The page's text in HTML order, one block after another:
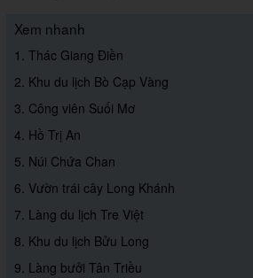
Xem nhanh
1. Thác Giang Điền
2. Khu du lịch Bò Cạp Vàng
3. Công viên Suối Mơ
4. Hồ Trị An
5. Núi Chứa Chan
6. Vườn trái cây Long Khánh
7. Làng du lịch Tre Việt
8. Khu du lịch Bửu Long
9. Làng bưởi Tân Triều